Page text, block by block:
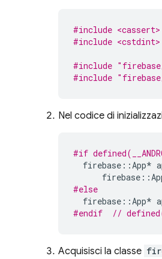
#include <cassert>
#include <cstdint>
#include
#include
Nel codice di
#if
firebase ::App*
firebase ::
#else
firebase ::App*
#endif
//
Acquisisci la classe